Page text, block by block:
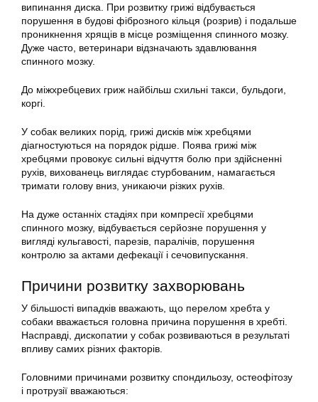
випинання диска. При розвитку грижі відбувається
порушення в будові фіброзного кільця (розрив) і подальше
проникнення хрящів в місце розміщення спинного мозку.
Дуже часто, ветеринари відзначають здавлювання
спинного мозку.
До міжхребцевих гриж найбільш схильні такси, бульдоги,
коргі.
У собак великих порід, грижі дисків між хребцями
діагностуються на порядок рідше. Поява грижі між
хребцями провокує сильні відчуття болю при здійсненні
рухів, вихованець виглядає стурбованим, намагається
тримати голову вниз, уникаючи різких рухів.
На дуже останніх стадіях при компресії хребцями
спинного мозку, відбувається серйозне порушення у
вигляді кульгавості, парезів, паралічів, порушення
контролю за актами дефекації і сечовипускання.
Причини розвитку захворювань
У більшості випадків вважають, що перелом хребта у
собаки вважається головна причина порушення в хребті.
Насправді, дископатии у собак розвиваються в результаті
впливу самих різних факторів.
Головними причинами розвитку спондильозу, остеофітозу
і протрузії вважаються: